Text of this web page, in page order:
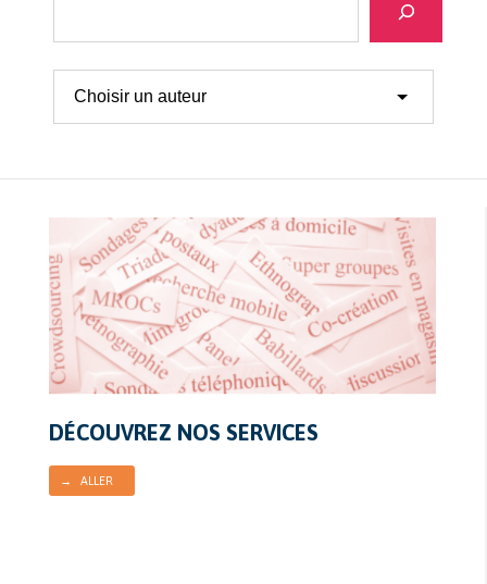
DÉCOUVREZ NOS SERVICES
→ ALLER